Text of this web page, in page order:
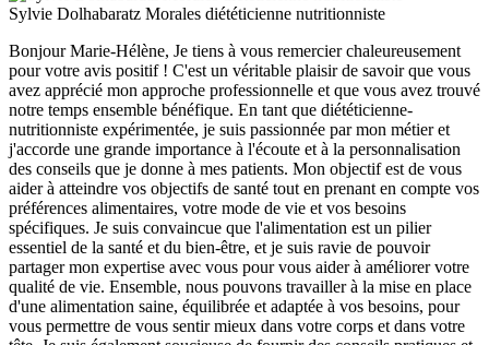
Sylvie Dolhabaratz Morales diététicienne nutritionniste
Bonjour Marie-Hélène, Je tiens à vous remercier chaleureusement
pour votre avis positif ! C'est un véritable plaisir de savoir que vous
avez apprécié mon approche professionnelle et que vous avez trouvé
notre temps ensemble bénéfique. En tant que diététicienne-
nutritionniste expérimentée, je suis passionnée par mon métier et
j'accorde une grande importance à l'écoute et à la personnalisation
des conseils que je donne à mes patients. Mon objectif est de vous
aider à atteindre vos objectifs de santé tout en prenant en compte vos
préférences alimentaires, votre mode de vie et vos besoins
spécifiques. Je suis convaincue que l'alimentation est un pilier
essentiel de la santé et du bien-être, et je suis ravie de pouvoir
partager mon expertise avec vous pour vous aider à améliorer votre
qualité de vie. Ensemble, nous pouvons travailler à la mise en place
d'une alimentation saine, équilibrée et adaptée à vos besoins, pour
vous permettre de vous sentir mieux dans votre corps et dans votre